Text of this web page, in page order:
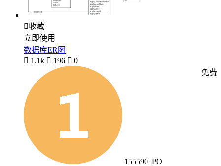
收藏
立即使用
数据库ER图
 1.1k  196  0
155590_PO
免费